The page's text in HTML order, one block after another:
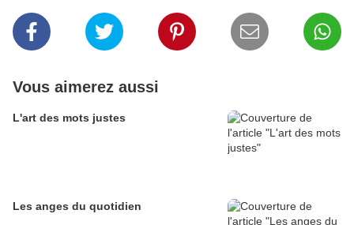
Vous aimerez aussi
L'art des mots justes
Les anges du quotidien